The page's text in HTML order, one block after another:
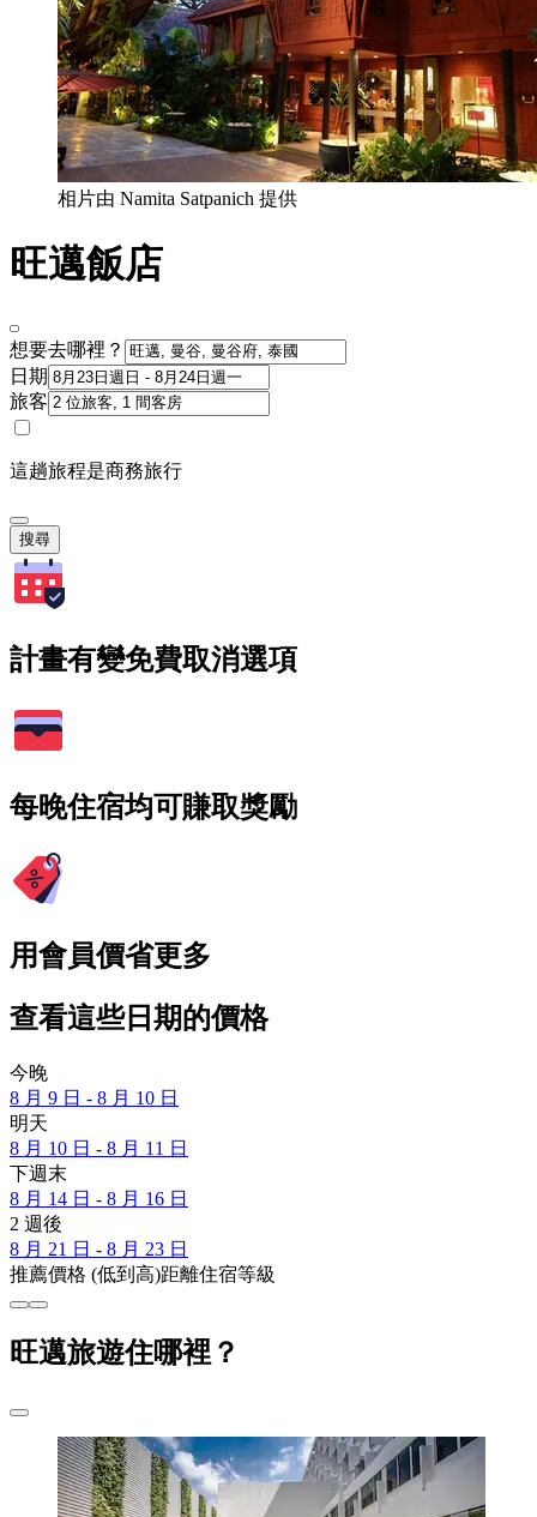
相片由 Namita Satpanich 提供
旺邁飯店
想要去哪裡？
日期
旅客
這趟旅程是商務旅行
搜尋
計畫有變免費取消選項
每晚住宿均可賺取獎勵
用會員價省更多
查看這些日期的價格
今晚
8 月 9 日 - 8 月 10 日
明天
8 月 10 日 - 8 月 11 日
下週末
8 月 14 日 - 8 月 16 日
2 週後
8 月 21 日 - 8 月 23 日
推薦價格 (低到高)距離住宿等級
旺邁旅遊住哪裡？